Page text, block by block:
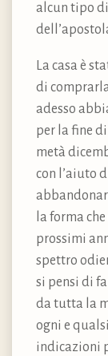
alcun tipo
La casa è
di
adesso
per la fine
metà
con l’aiuto
la forma
prossimi
spettro
si pensi di
da tutta la
ogni e
indicazioni